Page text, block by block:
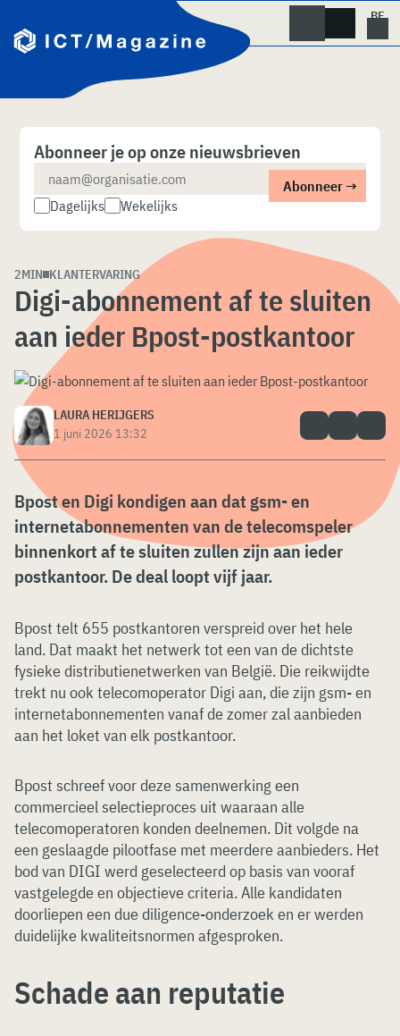
naar
content
Abonneer je op onze nieuwsbrieven
Dagelijks Wekelijks
2MIN KLANTERVARING
Digi-abonnement af te sluiten
aan ieder Bpost-postkantoor
LAURA HERIJGERS
1 juni 2026 13:32
Bpost en Digi kondigen aan dat gsm- en
internetabonnementen van de telecomspeler
binnenkort af te sluiten zullen zijn aan ieder
postkantoor. De deal loopt vijf jaar.
Bpost telt 655 postkantoren verspreid over het hele
land. Dat maakt het netwerk tot een van de dichtste
fysieke distributienetwerken van België. Die reikwijdte
trekt nu ook telecomoperator Digi aan, die zijn gsm- en
internetabonnementen vanaf de zomer zal aanbieden
aan het loket van elk postkantoor.
Bpost schreef voor deze samenwerking een
commercieel selectieproces uit waaraan alle
telecomoperatoren konden deelnemen. Dit volgde na
een geslaagde pilootfase met meerdere aanbieders. Het
bod van DIGI werd geselecteerd op basis van vooraf
vastgelegde en objectieve criteria. Alle kandidaten
doorliepen een due diligence-onderzoek en er werden
duidelijke kwaliteitsnormen afgesproken.
Schade aan reputatie